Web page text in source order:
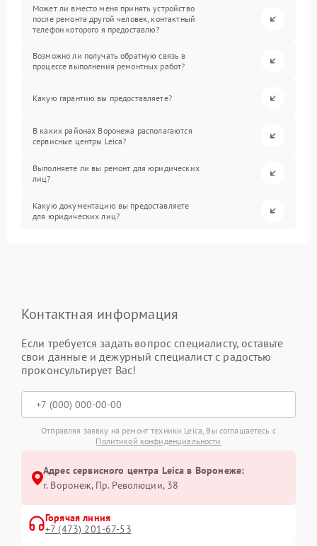
Может ли вместо меня принять устройство
после ремонта другой человек, контактный
телефон которого я предоставлю?
Возможно ли получать обратную связь в
процессе выполнения ремонтных работ?
Какую гарантию вы предоставляете?
В каких районах Воронежа располагаются
сервисные центры Leica?
Выполняете ли вы ремонт для юридических
лиц?
Какую документацию вы предоставляете
для юридических лиц?
Контактная информация
Если требуется задать вопрос специалисту, оставьте
свои данные и дежурный специалист с радостью
проконсультирует Вас!
Отправляя заявку на ремонт техники Leica, Вы соглашаетесь с
Политикой конфиденциальности
Адрес сервисного центра Leica в Воронеже:
г. Воронеж, Пр. Революции, 38
Горячая линия
+7 (473) 201-67-53